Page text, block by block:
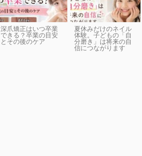
深爪矯正はいつ卒業
できる？卒業の目安
とその後のケア
夏休みだけのネイル
体験。子どもの「自
分磨き」は将来の自
信につながります